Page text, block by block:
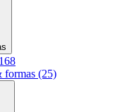
168
formas (25)